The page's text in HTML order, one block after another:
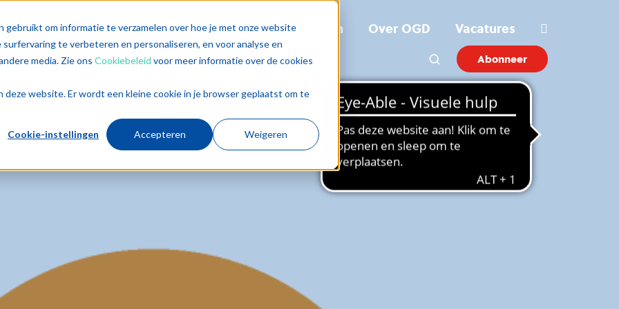
om informatie te verzamelen over hoe je met onze website
te verbeteren en personaliseren, en voor analyse en
media. Zie ons Cookiebeleid voor meer informatie over de cookies
website. Er wordt een kleine cookie in je browser geplaatst om te
Cookie-instellingen Accepteren Weigeren
Diensten Sectoren Trends Inzichten Over OGD Vacatures
Abonneer